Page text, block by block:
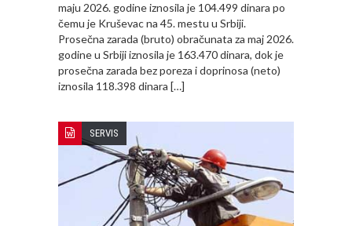
maju 2026. godine iznosila je 104.499 dinara po
čemu je Kruševac na 45. mestu u Srbiji.
Prosečna zarada (bruto) obračunata za maj 2026.
godine u Srbiji iznosila je 163.470 dinara, dok je
prosečna zarada bez poreza i doprinosa (neto)
iznosila 118.398 dinara […]
SERVIS